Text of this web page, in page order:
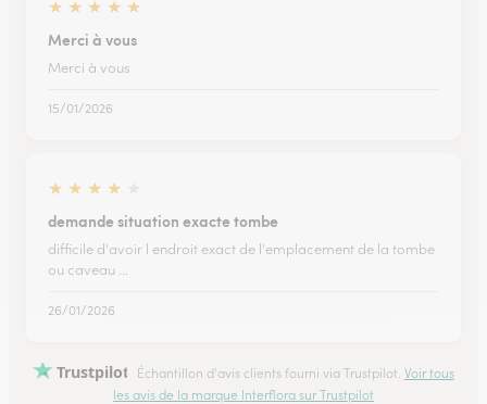
★ ★ ★ ★ ★
Merci à vous
Merci à vous
15/01/2026
★ ★ ★ ★
demande situation exacte tombe
difficile d'avoir l endroit exact de l'emplacement de la tombe
ou caveau ...
26/01/2026
Trustpilot Échantillon d'avis clients fourni via Trustpilot. Voir tous
les avis de la marque Interflora sur Trustpilot